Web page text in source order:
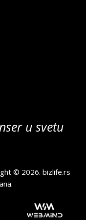
u svetu
© 2026.bizlife.rs